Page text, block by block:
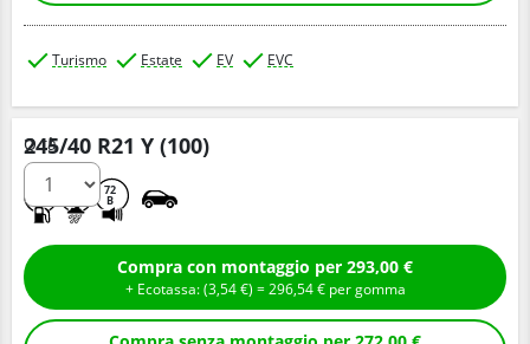
Turismo Estate EV EVC
245/40 R21 Y (100)
72
B
Q.tà
Compra con montaggio per 293,00 €
+ Ecotassa: (3,54€ ) =296,54€ per gomma